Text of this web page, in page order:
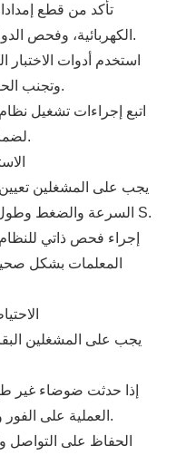
تأكد من قطع
الكهربائية، وفحص الدوائر الكهربائية لأي ضرر قبل التشغيل.
استخدم أدوات
وتجنب الحوادث الناجمة عن الصدمة الكهربائية.
اتبع إجراءات تشغيل
لضمان أن تكون كل خطوة آمنة وموثوقة.
5.
يجب على المشغلين
السرعة والضغط وطول القطع ، بعد لوحة التحكم ' تعليمات S.
إجراء فحص ذاتي
المعلمات بشكل
6.
يجب على المشغلين
إذا حدثت ضوضاء غير
العملية على الفور وفحص الجهاز لتحديد المشكلة وحلها.
الحفاظ على التواصل